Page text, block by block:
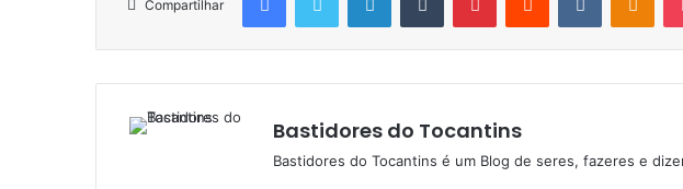
Compartilhar
Bastidores do Tocantins
Bastidores do Tocantins é um Blog de seres, fazeres e